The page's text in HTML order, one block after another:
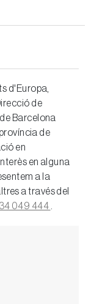
d'Europa,
de
Barcelona
de
en
en alguna
a la
a través del
049 444